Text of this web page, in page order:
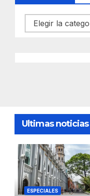
Categorías
Ultimas noticias
ESPECIALES